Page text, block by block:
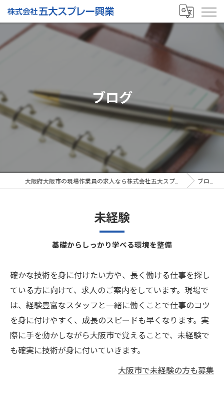
ブログ
ブログ
未経験
基礎からしっかり学べる環境を整備
確かな技術を身に付けたい方や、長く働ける仕事を探し
ている方に向けて、求人のご案内をしています。現場で
は、経験豊富なスタッフと一緒に働くことで仕事のコツ
を身に付けやすく、成長のスピードも早くなります。実
際に手を動かしながら大阪市で覚えることで、未経験で
も確実に技術が身に付いていきます。
大阪市で未経験の方も募集